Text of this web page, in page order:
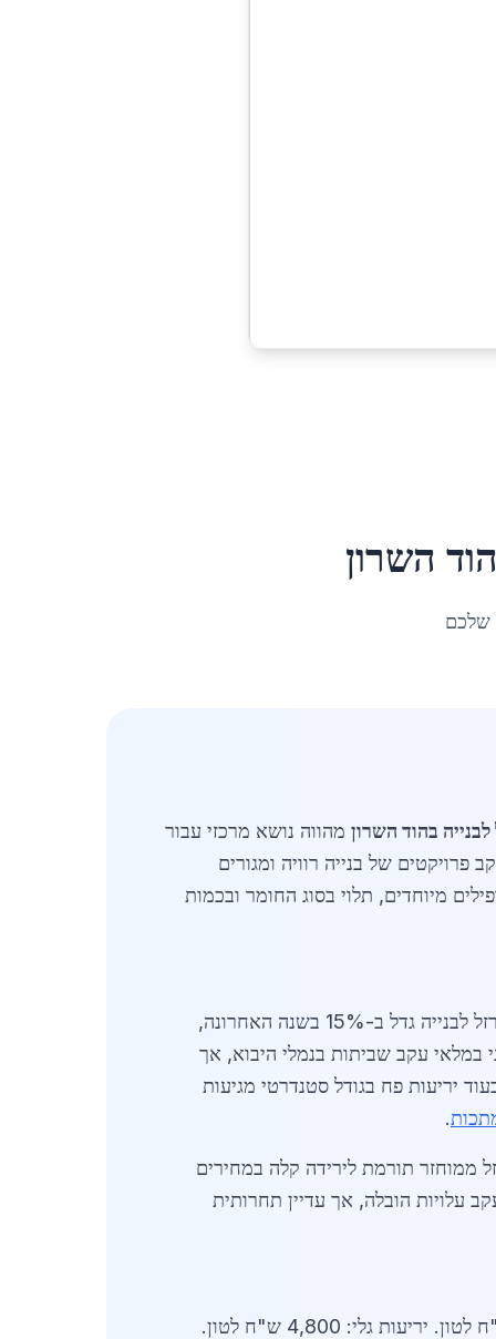
השרון
שלכם
בהוד השרון מהווה נושא מרכזי עבור
של בנייה רוויה ומגורים
בין 3,200 ש"ח לטון לברזל יסודי ועד 5,800 ש"ח לטון לפרופילים מיוחדים, תלוי בסוג החומר ובכמות
שוק הברזל בהוד השרון פורח בזכות מיקומה האסטרטגי סמוך לכבישים ראשיים ומחלפים מרכזיים. הביקוש לברזל לבנייה גדל ב-15% בשנה האחרונה,
עקב שביתות בנמלי היבוא, אך
לדוגמה, מוטות ברזל בקוטר 12 מ"מ עולים כ-3,500 ש"ח לטון, בעוד יריעות פח בגודל סטנדרטי מגיעות
.
ממוחזר תורמת לירידה קלה במחירים
עקב עלויות הובלה, אך עדיין תחרותית
ברזל יסודי (פשוט): 3,200-3,600 ש"ח לטון. פרופילי H: 4,500-5,200 ש"ח לטון. צינורות גלוי: 4,000 ש"ח לטון. יריעות גלי: 4,800 ש"ח לטון.